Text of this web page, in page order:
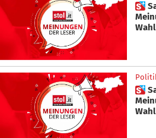
 Sagen Sie uns Ihre
 Sagen Sie uns Ihre